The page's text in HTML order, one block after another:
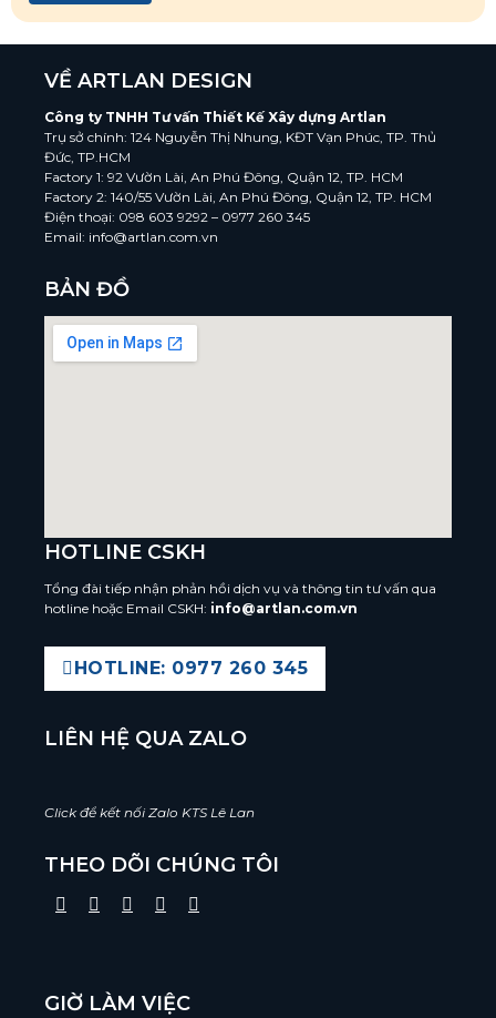
VỀ ARTLAN DESIGN
Công ty TNHH Tư vấn Thiết Kế Xây dựng Artlan
Trụ sở chính: 124 Nguyễn Thị Nhung, KĐT Vạn Phúc, TP. Thủ
Đức, TP.HCM
Factory 1: 92 Vườn Lài, An Phú Đông, Quận 12, TP. HCM
Factory 2: 140/55 Vườn Lài, An Phú Đông, Quận 12, TP. HCM
Điện thoại: 098 603 9292 – 0977 260 345
Email: info@artlan.com.vn
BẢN ĐỒ
HOTLINE CSKH
Tổng đài tiếp nhận phản hồi dịch vụ và thông tin tư vấn qua
hotline hoặc Email CSKH: info@artlan.com.vn
HOTLINE: 0977 260 345
LIÊN HỆ QUA ZALO
Click để kết nối Zalo KTS Lê Lan
THEO DÕI CHÚNG TÔI
GIỜ LÀM VIỆC